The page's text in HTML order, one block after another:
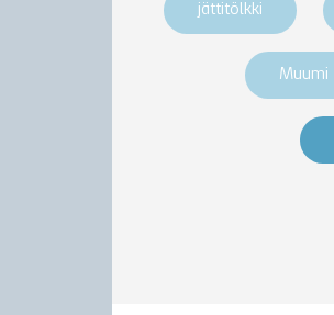
jättitölkki
Muumi